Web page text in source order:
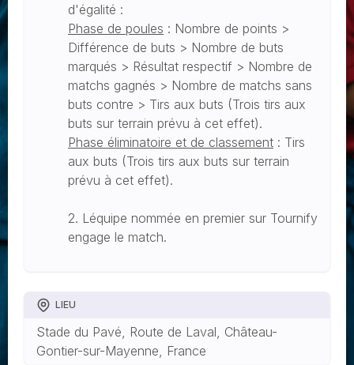
d'égalité :
Phase de poules : Nombre de points >
Différence de buts > Nombre de buts
marqués > Résultat respectif > Nombre de
matchs gagnés > Nombre de matchs sans
buts contre > Tirs aux buts (Trois tirs aux
buts sur terrain prévu à cet effet).
Phase éliminatoire et de classement : Tirs
aux buts (Trois tirs aux buts sur terrain
prévu à cet effet).
2. Léquipe nommée en premier sur Tournify
engage le match.
LIEU
Stade du Pavé, Route de Laval, Château-
Gontier-sur-Mayenne, France